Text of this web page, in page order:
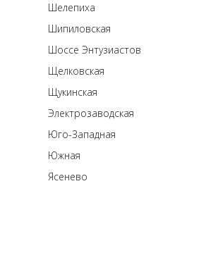
Шелепиха
Шипиловская
Шоссе Энтузиастов
Щелковская
Щукинская
Электрозаводская
Юго-Западная
Южная
Ясенево